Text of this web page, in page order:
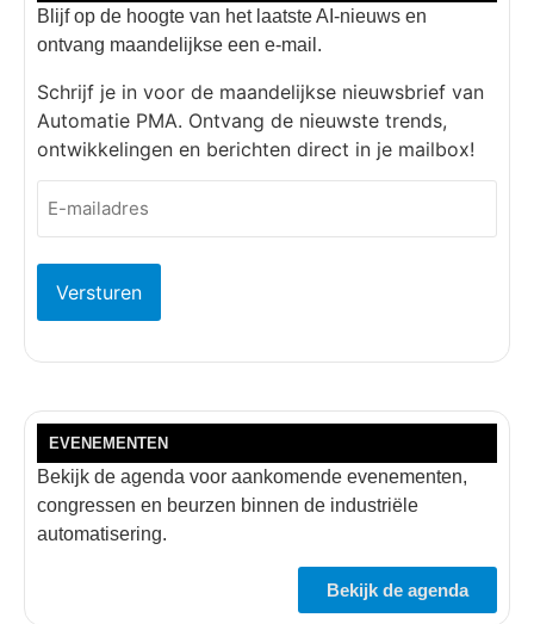
Blijf op de hoogte van het laatste AI-nieuws en
ontvang maandelijkse een e-mail.
Schrijf je in voor de maandelijkse nieuwsbrief van
Automatie PMA. Ontvang de nieuwste trends,
ontwikkelingen en berichten direct in je mailbox!
E-
mailadres
EVENEMENTEN
Bekijk de agenda voor aankomende evenementen,
congressen en beurzen binnen de industriële
automatisering.
Bekijk de agenda